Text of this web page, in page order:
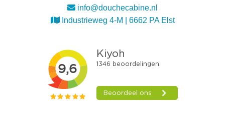
info@douchecabine.nl
Industrieweg 4-M | 6662 PA Elst